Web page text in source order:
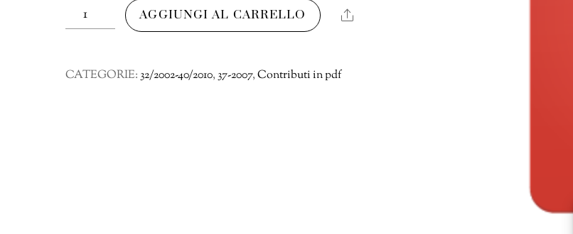
Rosaria
Ciardiello,
sculture
AGGIUNGI AL CARRELLO Share
CATEGORIE:32/2002-40/2010,37-2007,Contributi in pdf